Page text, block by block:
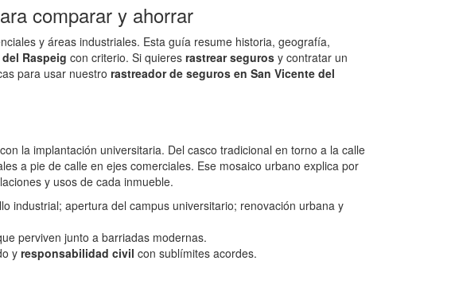
comparar y ahorrar
y áreas industriales. Esta guía resume historia, geografía,
Raspeig con criterio. Si quieres rastrear seguros y contratar un
para usar nuestro rastreador de seguros en San Vicente del
la implantación universitaria. Del casco tradicional en torno a la calle
a pie de calle en ejes comerciales. Ese mosaico urbano explica por
y usos de cada inmueble.
industrial; apertura del campus universitario; renovación urbana y
perviven junto a barriadas modernas.
y responsabilidad civil con sublímites acordes.